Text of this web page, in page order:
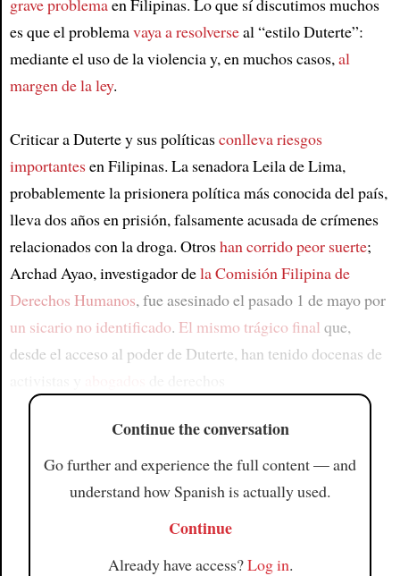
grave problemaen Filipinas. Lo que sí discutimos muchos
es que el problemavaya a resolverseal “estilo Duterte”:
mediante el uso de la violencia y, en muchos casos,al
margen de la ley.
Criticar a Duterte y sus políticasconlleva riesgos
importantesen Filipinas. La senadora Leila de Lima,
probablemente la prisionera política más conocida del país,
lleva dos años en prisión, falsamente acusada de crímenes
relacionados con la droga. Otroshan corrido peor suerte;
Archad Ayao, investigador dela Comisión Filipina de
Derechos Humanos, fue asesinado el pasado 1 de mayo por
un sicario no identificado. El mismo trágico final que,
desde el acceso al poder de Duterte, han tenido docenas de
Continue the conversation
Go further and experience the full content — and
understand how Spanish is actually used.
Continue
Already have access?Log in.